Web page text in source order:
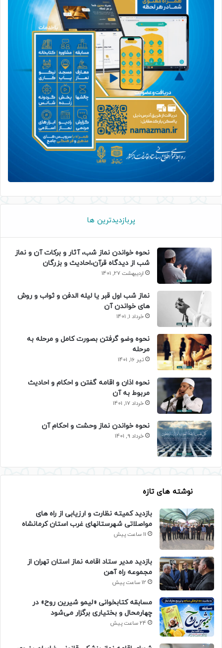
پربازدیدترین ها
نحوه خواندن نماز شب، آثار و برکات آن و نماز
شب از دیدگاه قرآن،احادیث و بزرگان
اردیبهشت 27, 1401
نماز شب اول قبر یا لیله الدفن و ثواب و روش
های خواندن آن
خرداد 1, 1401
نحوه وضو گرفتن بصورت کامل و مرحله به
مرحله
تیر 16, 1401
نحوه اذان و اقامه گفتن و احکام و احادیث
مربوط به آن
خرداد 17, 1401
نحوه خواندن نماز وحشت و احکام آن
خرداد 9, 1401
نوشته های تازه
بازدید کمیته نظارت و ارزیابی از راه های
مواصلاتی شهرستانهای غرب استان کرمانشاه
11 ساعت پیش
بازدید مدیر ستاد اقامه نماز استان تهران از
مجموعه راه آهن
12 ساعت پیش
مسابقه کتابخوانی «لیمو شیرین روح» در
چهارمحال و بختیاری برگزار می‌شود
24 ساعت پیش